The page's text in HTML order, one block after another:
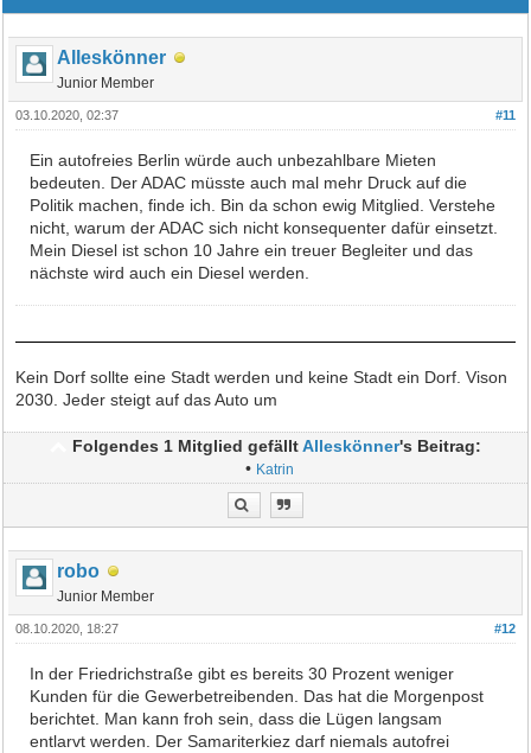
Alleskönner
Junior Member
#11
03.10.2020, 02:37
Ein autofreies Berlin würde auch unbezahlbare Mieten
bedeuten. Der ADAC müsste auch mal mehr Druck auf die
Politik machen, finde ich. Bin da schon ewig Mitglied. Verstehe
nicht, warum der ADAC sich nicht konsequenter dafür einsetzt.
Mein Diesel ist schon 10 Jahre ein treuer Begleiter und das
nächste wird auch ein Diesel werden.
Kein Dorf sollte eine Stadt werden und keine Stadt ein Dorf. Vison
2030. Jeder steigt auf das Auto um
Folgendes 1 Mitglied gefälltAlleskönner's Beitrag:
• Katrin
robo
Junior Member
#12
08.10.2020, 18:27
In der Friedrichstraße gibt es bereits 30 Prozent weniger
Kunden für die Gewerbetreibenden. Das hat die Morgenpost
berichtet. Man kann froh sein, dass die Lügen langsam
entlarvt werden. Der Samariterkiez darf niemals autofrei